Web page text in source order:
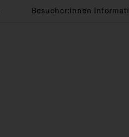
Besucher:innen